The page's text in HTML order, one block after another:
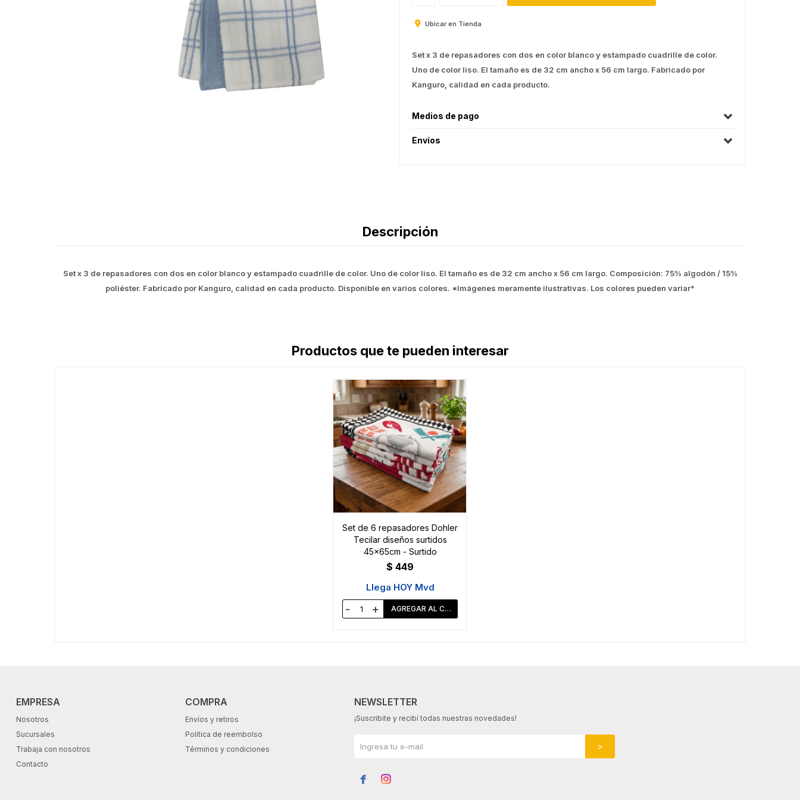
Ubicar en Tienda
Set x 3 de repasadores con dos en color blanco y estampado cuadrille de color.
Uno de color liso. El tamaño es de 32 cm ancho x 56 cm largo. Fabricado por
Kanguro, calidad en cada producto.
Medios de pago
Envíos
Descripción
Set x 3 de repasadores con dos en color blanco y estampado cuadrille de color. Uno de color liso. El tamaño es de 32 cm ancho x 56 cm largo. Composición: 75% algodón / 15%
poliéster. Fabricado por Kanguro, calidad en cada producto. Disponible en varios colores. *Imágenes meramente ilustrativas. Los colores pueden variar*
Productos que te pueden interesar
Set de 6 repasadores Dohler
Tecilar diseños surtidos
45x65cm - Surtido
$ 449
Llega HOY Mvd
- +
EMPRESA
Nosotros
Sucursales
Trabaja con nosotros
Contacto
COMPRA
Envíos y retiros
Política de reembolso
Términos y condiciones
NEWSLETTER
¡Suscribite y recibí todas nuestras novedades!
 